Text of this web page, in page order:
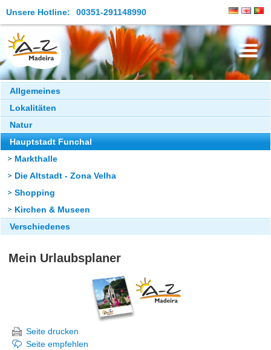
Unsere Hotline: 00351-291148990
Die Insel
Madeira Erleben
Aktuelles
Reiseangebote
Kontakt
Allgemeines
Lokalitäten
Natur
Hauptstadt Funchal
Markthalle
Die Altstadt - Zona Velha
Shopping
Kirchen & Museen
Verschiedenes
Mein Urlaubsplaner
Seite drucken
Seite empfehlen